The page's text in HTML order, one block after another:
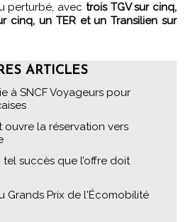
perturbé, avec trois TGV sur cinq,
cinq, un TER et un Transilien sur
ARTICLES
à SNCF Voyageurs pour
ouvre la réservation vers
succès que l’offre doit
Grands Prix de l'Écomobilité